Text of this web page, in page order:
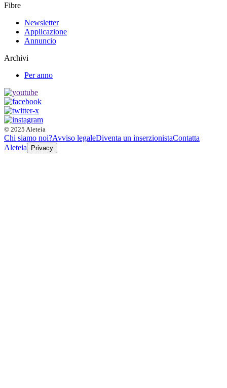
Fibre
Newsletter
Applicazione
Annuncio
Archivi
Per anno
© 2025 Aleteia
Chi siamo noi?Avviso legaleDiventa un inserzionistaContatta
Aleteia
Privacy